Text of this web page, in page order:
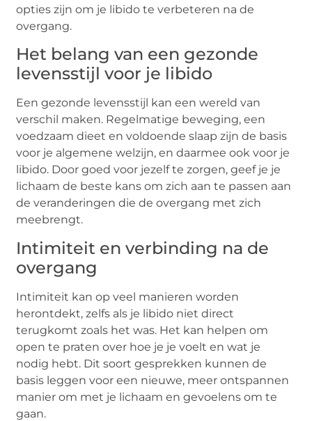
opties zijn om je libido te verbeteren na de
overgang.
Het belang van een gezonde
levensstijl voor je libido
Een gezonde levensstijl kan een wereld van
verschil maken. Regelmatige beweging, een
voedzaam dieet en voldoende slaap zijn de basis
voor je algemene welzijn, en daarmee ook voor je
libido. Door goed voor jezelf te zorgen, geef je je
lichaam de beste kans om zich aan te passen aan
de veranderingen die de overgang met zich
meebrengt.
Intimiteit en verbinding na de
overgang
Intimiteit kan op veel manieren worden
herontdekt, zelfs als je libido niet direct
terugkomt zoals het was. Het kan helpen om
open te praten over hoe je je voelt en wat je
nodig hebt. Dit soort gesprekken kunnen de
basis leggen voor een nieuwe, meer ontspannen
manier om met je lichaam en gevoelens om te
gaan.